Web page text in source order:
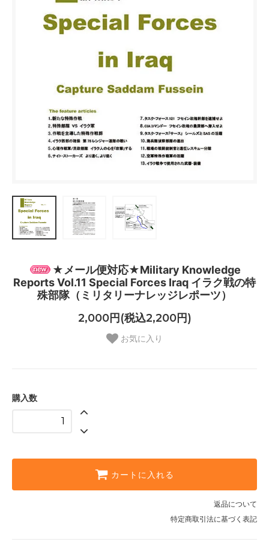
★メール便対応★Military Knowledge
Reports Vol.11 Special Forces Iraq イラク戦の特
殊部隊（ミリタリーナレッジレポーツ）
2,000円(税込2,200円)
お気に入り
購入数
カートに入れる
返品について
特定商取引法に基づく表記